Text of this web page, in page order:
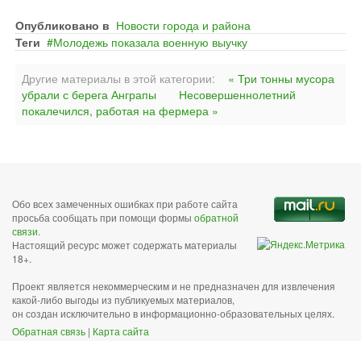
Опубликовано в Новости города и района
Теги
Молодежь показала военную выучку
Другие материалы в этой категории:
« Три тонны мусора
убрали с берега Анграпы
Несовершеннолетний
покалечился, работая на фермера »
Обо всех замеченных ошибках при работе сайта
просьба сообщать при помощи формы обратной
связи.
Настоящий ресурс может содержать материалы
18+.
Проект является некоммерческим и не предназначен для извлечения
какой-либо выгоды из публикуемых материалов,
он создан исключительно в информационно-образовательных целях.
Обратная связь | Карта сайта